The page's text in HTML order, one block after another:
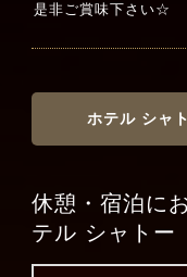
是非ご賞味下さい☆
ホテル シャ
休憩・宿泊に
テル シャトー